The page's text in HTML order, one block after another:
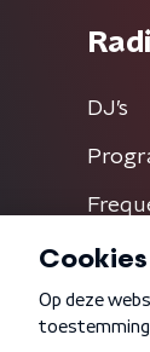
DJ’s